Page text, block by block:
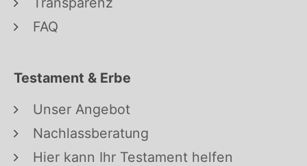
FAQ
Testament & Erbe
Unser Angebot
Nachlassberatung
Hier kann Ihr Testament helfen